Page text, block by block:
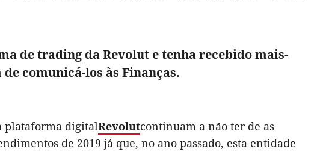
de trading da Revolut e tenha recebido mais-
comunicá-los às Finanças.
plataforma digitalRevolutcontinuam a não ter de as
de 2019 já que, no ano passado, esta entidade